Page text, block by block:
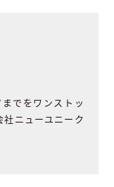
でをワンストッ
ニューユニーク